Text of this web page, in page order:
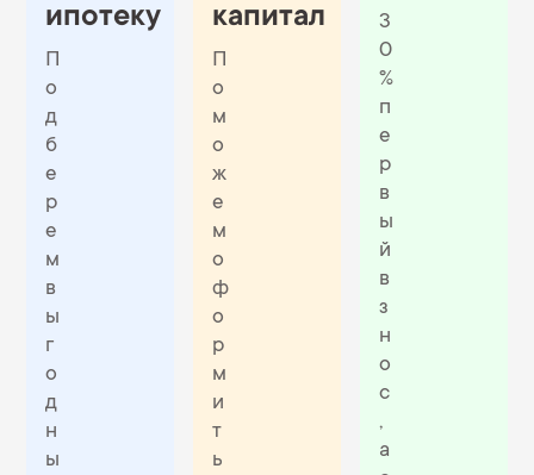
ипотеку
П
о
д
б
е
р
е
м
в
ы
г
о
д
н
ы
капитал
П
о
м
о
ж
е
м
о
ф
о
р
м
и
т
ь
3
0
%
п
е
р
в
ы
й
в
з
н
о
с
,
а